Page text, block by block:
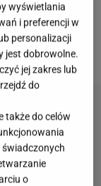
przez
wyświetlania
i preferencji w
personalizacji
jest dobrowolne.
jej zakres lub
do
także do celów
świadczonych
o